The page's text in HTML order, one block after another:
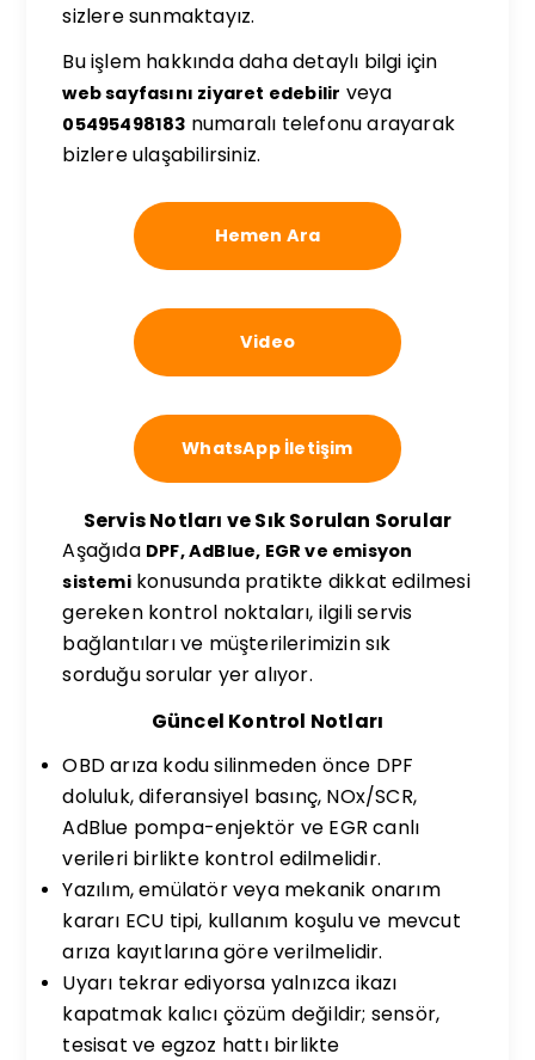
sizlere sunmaktayız.
Bu işlem hakkında daha detaylı bilgi için
web sayfasını ziyaret edebilir veya
05495498183 numaralı telefonu arayarak
bizlere ulaşabilirsiniz.
Hemen Ara
Video
WhatsApp İletişim
Servis Notları ve Sık Sorulan Sorular
Aşağıda DPF, AdBlue, EGR ve emisyon
sistemikonusunda pratikte dikkat edilmesi
gereken kontrol noktaları, ilgili servis
bağlantıları ve müşterilerimizin sık
sorduğu sorular yer alıyor.
Güncel Kontrol Notları
OBD arıza kodu silinmeden önce DPF
doluluk, diferansiyel basınç, NOx/SCR,
AdBlue pompa-enjektör ve EGR canlı
verileri birlikte kontrol edilmelidir.
Yazılım, emülatör veya mekanik onarım
kararı ECU tipi, kullanım koşulu ve mevcut
arıza kayıtlarına göre verilmelidir.
Uyarı tekrar ediyorsa yalnızca ikazı
kapatmak kalıcı çözüm değildir; sensör,
tesisat ve egzoz hattı birlikte